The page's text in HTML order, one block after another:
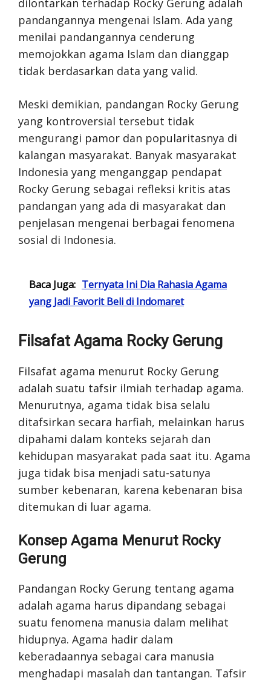
pandangannya mengenai Islam. Ada yang
menilai pandangannya cenderung
memojokkan agama Islam dan dianggap
tidak berdasarkan data yang valid.
Meski demikian, pandangan Rocky Gerung
yang kontroversial tersebut tidak
mengurangi pamor dan popularitasnya di
kalangan masyarakat. Banyak masyarakat
Indonesia yang menganggap pendapat
Rocky Gerung sebagai refleksi kritis atas
pandangan yang ada di masyarakat dan
penjelasan mengenai berbagai fenomena
sosial di Indonesia.
Baca Juga: Ternyata Ini Dia Rahasia Agama
yang Jadi Favorit Beli di Indomaret
Filsafat Agama Rocky Gerung
Filsafat agama menurut Rocky Gerung
adalah suatu tafsir ilmiah terhadap agama.
Menurutnya, agama tidak bisa selalu
ditafsirkan secara harfiah, melainkan harus
dipahami dalam konteks sejarah dan
kehidupan masyarakat pada saat itu. Agama
juga tidak bisa menjadi satu-satunya
sumber kebenaran, karena kebenaran bisa
ditemukan di luar agama.
Konsep Agama Menurut Rocky
Gerung
Pandangan Rocky Gerung tentang agama
adalah agama harus dipandang sebagai
suatu fenomena manusia dalam melihat
hidupnya. Agama hadir dalam
keberadaannya sebagai cara manusia
menghadapi masalah dan tantangan. Tafsir